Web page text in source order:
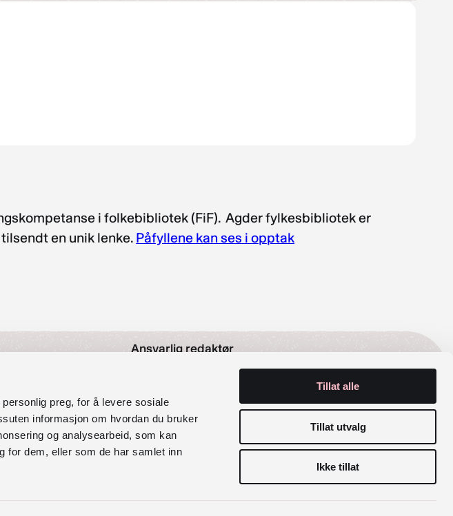
preg, for å levere sosiale
informasjon om hvordan du bruker
og analysearbeid, som kan
for dem, eller som de har samlet inn
Tillat alle
Tillat utvalg
Ikke tillat
i folkebibliotek (FiF). Agder fylkesbibliotek er
en unik lenke. Påfyllene kan ses i opptak
Ansvarlig redaktør
Organisasjonsnummer